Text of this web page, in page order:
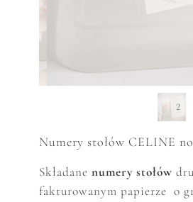
Numery stołów CELINE
Składane numery stołów
fakturowanym papierze o